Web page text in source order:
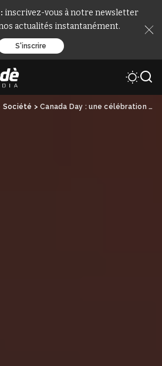
inscrivez-vous à notre newsletter
actualités instantanément.
S'inscrire
Société >Canada Day : une célébration qui ouvre de nouvelles perspectives entre Lomé et Ottawa